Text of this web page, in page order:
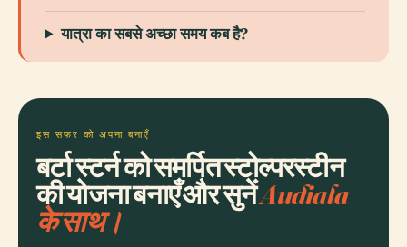
यात्रा का सबसे अच्छा समय कब है?
इस सफर को अपना बनाएँ
बर्टा स्टर्न को समर्पित स्टोल्परस्टीन
की योजना बनाएँ और सुनेंAudiala
के साथ।